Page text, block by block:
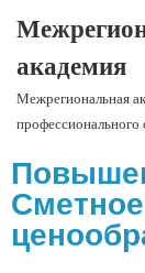
академия
Межрегиональная
профессионального